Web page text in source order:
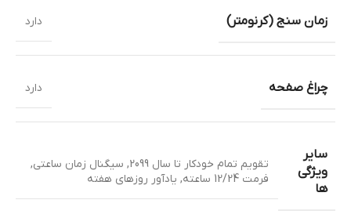
زمان سنج (کرنومتر) دارد
چراغ صفحه دارد
سایر
ویژگی
ها
تقویم تمام خودکار تا سال 2099 , سیگنال زمان ساعتی,
فرمت 12/24 ساعته
, یادآور روزهای هفته